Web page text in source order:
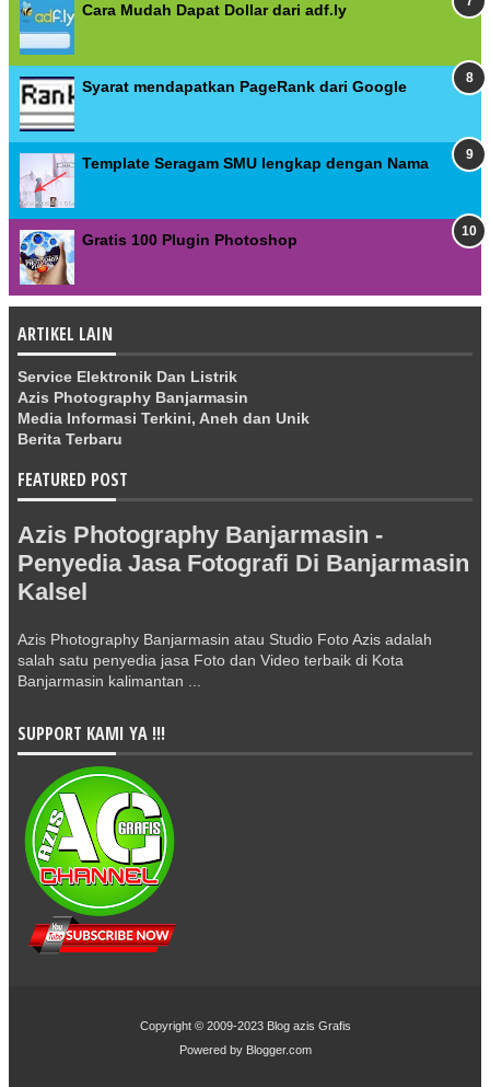
Cara Mudah Dapat Dollar dari adf.ly
Syarat mendapatkan PageRank dari Google
Template Seragam SMU lengkap dengan Nama
Gratis 100 Plugin Photoshop
ARTIKEL LAIN
Service Elektronik Dan Listrik
Azis Photography Banjarmasin
Media Informasi Terkini, Aneh dan Unik
Berita Terbaru
FEATURED POST
Azis Photography Banjarmasin -
Penyedia Jasa Fotografi Di Banjarmasin
Kalsel
Azis Photography Banjarmasin atau Studio Foto Azis adalah
salah satu penyedia jasa Foto dan Video terbaik di Kota
Banjarmasin kalimantan ...
SUPPORT KAMI YA !!!
Copyright © 2009-2023 Blog azis Grafis
Powered by Blogger.com